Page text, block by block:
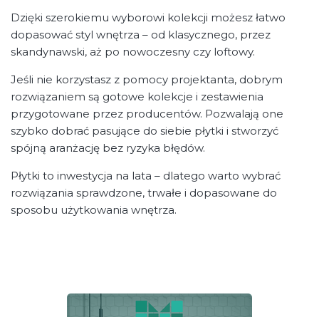
Dzięki szerokiemu wyborowi kolekcji możesz łatwo
dopasować styl wnętrza – od klasycznego, przez
skandynawski, aż po nowoczesny czy loftowy.
Jeśli nie korzystasz z pomocy projektanta, dobrym
rozwiązaniem są gotowe kolekcje i zestawienia
przygotowane przez producentów. Pozwalają one
szybko dobrać pasujące do siebie płytki i stworzyć
spójną aranżację bez ryzyka błędów.
Płytki to inwestycja na lata – dlatego warto wybrać
rozwiązania sprawdzone, trwałe i dopasowane do
sposobu użytkowania wnętrza.